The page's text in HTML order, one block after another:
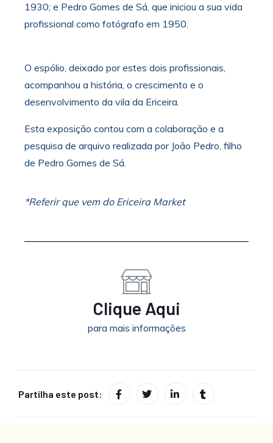
1930; e Pedro Gomes de Sá, que iniciou a sua vida
profissional como fotógrafo em 1950.
O espólio, deixado por estes dois profissionais,
acompanhou a história, o crescimento e o
desenvolvimento da vila da Ericeira.
Esta exposição contou com a colaboração e a
pesquisa de arquivo realizada por João Pedro, filho
de Pedro Gomes de Sá.
*Referir que vem do Ericeira Market
Clique Aqui
para mais informações
Partilha este post: